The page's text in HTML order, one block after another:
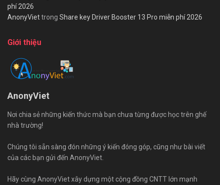
phí 2026
AnonyViettrong Share key Driver Booster 13 Pro miễn phí 2026
Giới thiệu
AnonyViet
Nơi chia sẻ những kiến thức mà bạn chưa từng được học trên ghế
nhà trường!
Chúng tôi sẵn sàng đón những ý kiến đóng góp, cũng như bài viết
của các bạn gửi đến AnonyViet.
Hãy cùng AnonyViet xây dựng một cộng đồng CNTT lớn mạnh